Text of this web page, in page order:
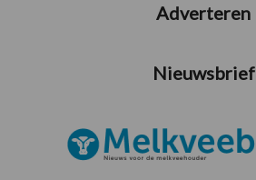
Adverteren
Nieuwsbrief